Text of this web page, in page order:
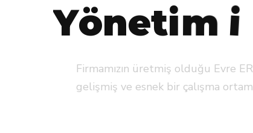
Yönetim i
Firmamızın üretmiş olduğu Evre
gelişmiş ve esnek bir çalışma ortamı